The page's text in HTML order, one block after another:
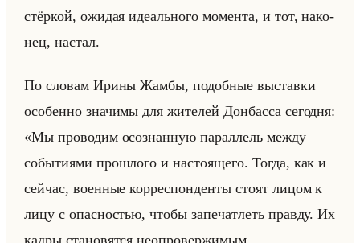
стёр­кой, ожи­дая иде­ально­го мо­мен­та, и тот, на­ко­
нец, на­стал.
По сло­вам Ирины Жамбы, по­доб­ные вы­став­ки
осо­бен­но зна­чи­мы для жи­те­лей Дон­бас­са се­год­ня:
«Мы проводим осознанную параллель между
событиями прошлого и настоящего. Тогда, как и
сейчас, военные корреспонденты стоят лицом к
лицу с опасностью, чтобы запечатлеть правду. Их